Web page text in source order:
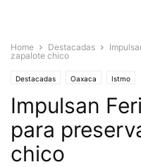
Home Destacadas
zapalote chico
Destacadas Oaxaca Istmo
Impulsan
para
chico